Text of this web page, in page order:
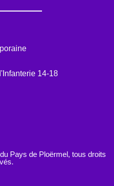
14-18
Pays de Ploërmel, tous droits